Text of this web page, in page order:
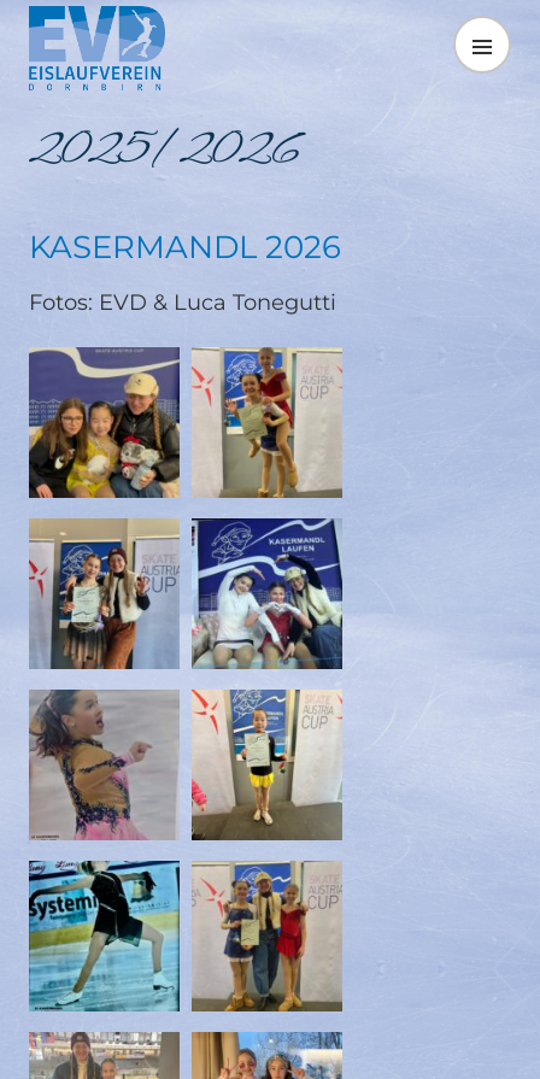
Springe
zum
Inhalt
MENÜ
2025/2026
KASERMANDL 2026
Fotos: EVD & Luca Tonegutti